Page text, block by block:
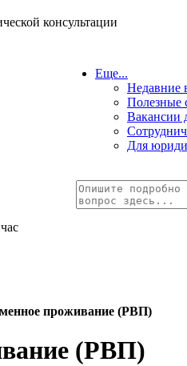
консультации
Еще...
Недавние
Полезные
Вакансии
Для
проживание (РВП)
(РВП)